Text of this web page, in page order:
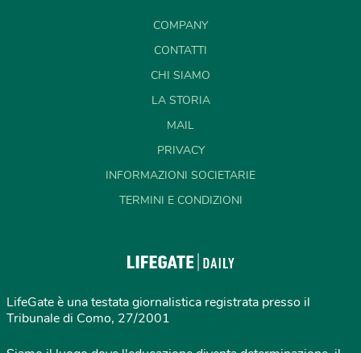
COMPANY
CONTATTI
CHI SIAMO
LA STORIA
MAIL
PRIVACY
INFORMAZIONI SOCIETARIE
TERMINI E CONDIZIONI
LifeGate è una testata giornalistica registrata presso il
Tribunale di Como, 27/2001